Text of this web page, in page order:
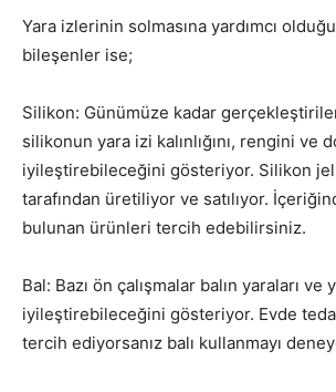
Yara izlerinin solmasına yardımcı
bileşenler ise;
Silikon: Günümüze kadar
silikonun yara izi kalınlığını, rengini ve
iyileştirebileceğini gösteriyor. Silikon
tarafından üretiliyor ve satılıyor.
bulunan ürünleri tercih edebilirsiniz.
Bal: Bazı ön çalışmalar balın yaraları ve
iyileştirebileceğini gösteriyor. Evde
tercih ediyorsanız balı kullanmayı